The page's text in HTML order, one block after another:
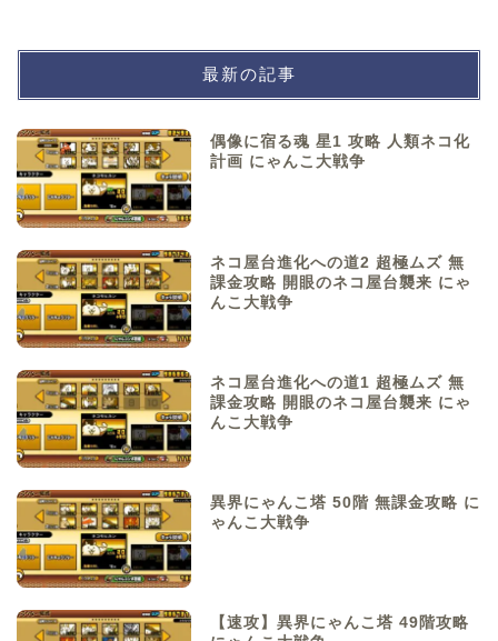
最新の記事
偶像に宿る魂 星1 攻略 人類ネコ化
計画 にゃんこ大戦争
ネコ屋台進化への道2 超極ムズ 無
課金攻略 開眼のネコ屋台襲来 にゃ
んこ大戦争
ネコ屋台進化への道1 超極ムズ 無
課金攻略 開眼のネコ屋台襲来 にゃ
んこ大戦争
異界にゃんこ塔 50階 無課金攻略 に
ゃんこ大戦争
【速攻】異界にゃんこ塔 49階攻略